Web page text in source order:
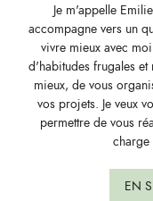
Je m'appelle
accompagne vers un
vivre mieux avec
d'habitudes frugales et
mieux, de vous
vos projets. Je veux
permettre de vous
charge
EN